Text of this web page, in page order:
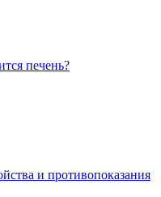
печень?
и противопоказания